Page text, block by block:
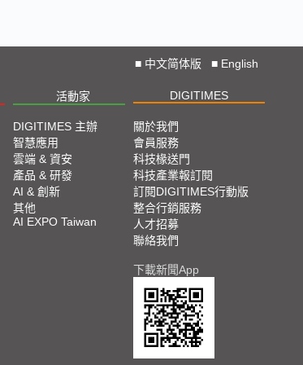
■ 中文简体版 ■ English
活動家 DIGITIMES
DIGITIMES 主辦
智慧應用
雲端 & 資安
產品 & 研發
AI & 創新
其他
AI EXPO Taiwan
關於我們
會員服務
科技椽送門
科技產業報訂閱
訂閱DIGITIMES行動版
整合行銷服務
人才招募
聯絡我們
下載新聞App